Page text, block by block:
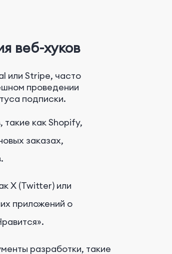
веб-хуков
или Stripe, часто
проведении
подписки.
как Shopify,
заказах,
X (Twitter) или
приложений о
разработки, такие